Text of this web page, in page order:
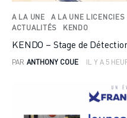
A LA UNE A LA UNE LICENCIES
ACTUALITÉS
KENDO
KENDO – Stage de
PAR ANTHONY COUE IL Y A 5